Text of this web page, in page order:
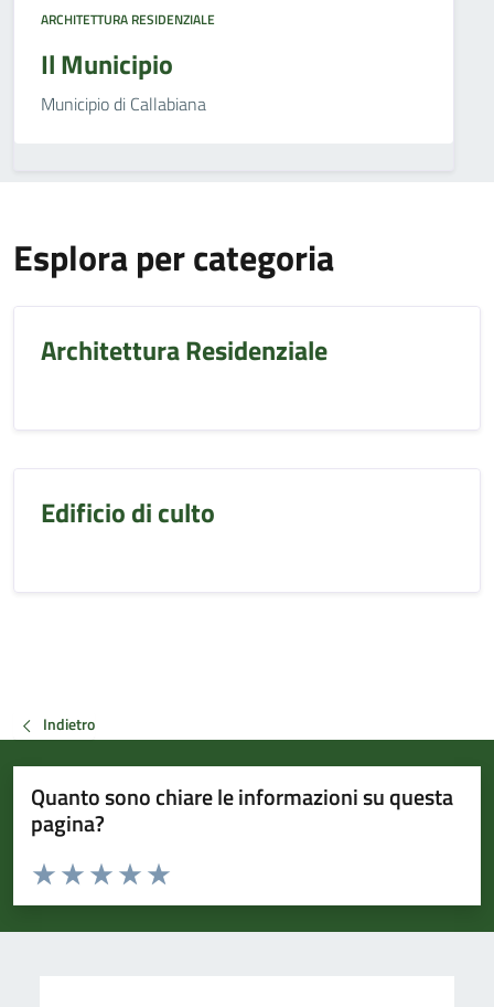
ARCHITETTURA RESIDENZIALE
Il Municipio
Municipio di Callabiana
Esplora per categoria
Architettura Residenziale
Edificio di culto
Indietro
Quanto sono chiare le informazioni su questa
pagina?
Valuta da 1 a 5 stelle la pagina
Valuta 5 stelle su 5
Valuta 4 stelle su 5
Valuta 3 stelle su 5
Valuta 2 stelle su 5
Valuta 1 stelle su 5